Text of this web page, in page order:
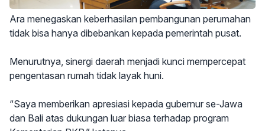
Ara menegaskan keberhasilan pembangunan perumahan
tidak bisa hanya dibebankan kepada pemerintah pusat.
Menurutnya, sinergi daerah menjadi kunci mempercepat
pengentasan rumah tidak layak huni.
“Saya memberikan apresiasi kepada gubernur se-Jawa
dan Bali atas dukungan luar biasa terhadap program